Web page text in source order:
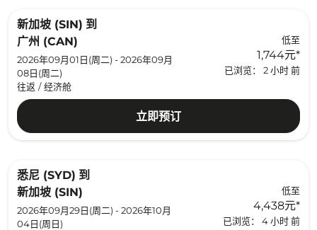
新加坡 (SIN) 到
广州 (CAN)
2026年09月01日(周二) - 2026年09月
08日(周二)
往返 / 经济舱
低至
1,744元*
已浏览： 2 小时 前
立即预订
悉尼 (SYD) 到
新加坡 (SIN)
2026年09月29日(周二) - 2026年10月
04日(周日)
低至
4,438元*
已浏览： 4 小时 前